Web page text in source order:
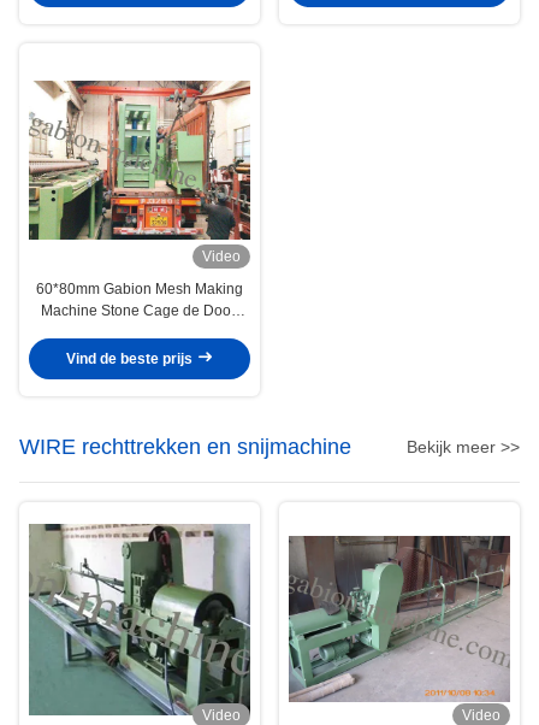
Video
60*80mm Gabion Mesh Making
Machine Stone Cage de Doos
Vind de beste prijs
WIRE rechttrekken en snijmachine Bekijk meer >>
Video
Video